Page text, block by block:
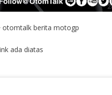
otomtalk berita motogp
ada diatas